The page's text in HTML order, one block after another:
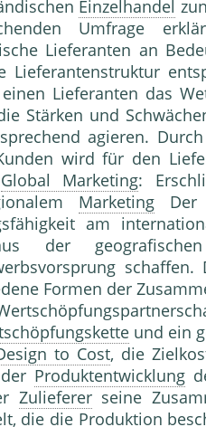
Einzelhandel
Umfrage
Lieferanten an
Lieferantenstruktur
Lieferanten das
Stärken und
agieren.
wird für den
Global Marketing:
MarketingDer
am
der
Formen der
und ein
to Cost, die
Produktentwicklung
Zuliefererseine
die die Produktion